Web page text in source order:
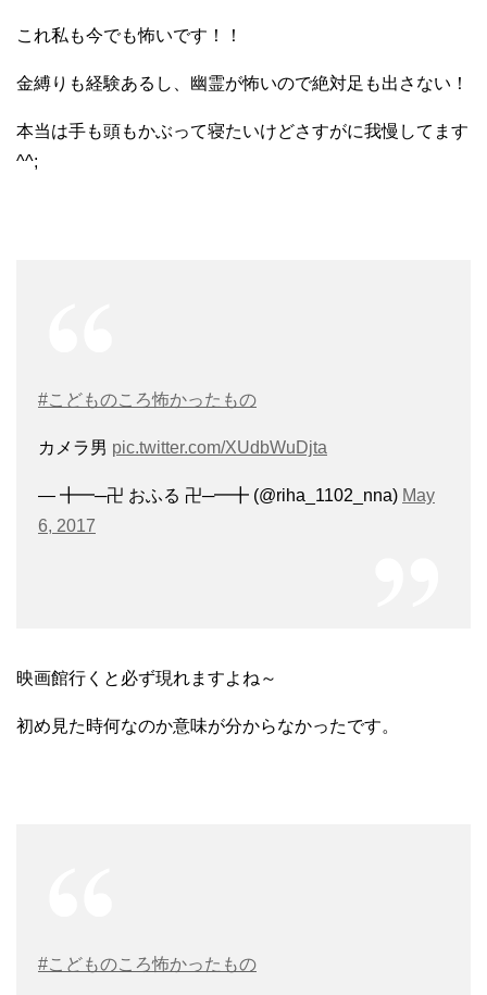
これ私も今でも怖いです！！
金縛りも経験あるし、幽霊が怖いので絶対足も出さない！
本当は手も頭もかぶって寝たいけどさすがに我慢してます
^^;
#こどものころ怖かったもの
カメラ男 pic.twitter.com/XUdbWuDjta
— ╋━─卍 おふる 卍─━╋ (@riha_1102_nna) May
6, 2017
映画館行くと必ず現れますよね～
初め見た時何なのか意味が分からなかったです。
#こどものころ怖かったもの